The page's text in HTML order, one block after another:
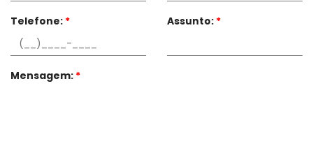
Telefone: * Assunto: *
Mensagem: *